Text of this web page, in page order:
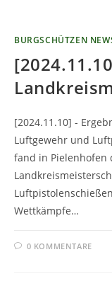
BURGSCHÜTZEN
[2024.11.10] -
Luftgewehr und
fand in Pielenhofen
Wettkämpfe…
0 KOMMENTARE